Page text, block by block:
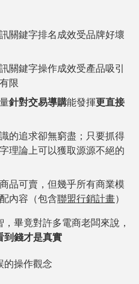
關鍵字排名成效受品牌好壞
關鍵字操作成效受產品吸引
限
針對交易導購能發揮更直接
的追求卻無窮盡；只要抓得
理論上可以獲取源源不絕的
品可賣，但幾乎所有商業模
內容（包含聯盟行銷計畫）
畢竟對許多電商老闆來說，
到錢才是真實
的操作觀念